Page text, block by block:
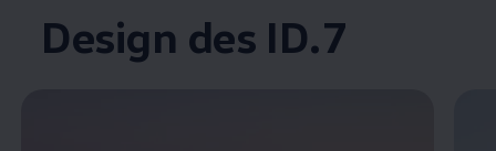
Enable fullscreen mode
Design des ID.7